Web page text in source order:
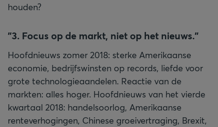
houden?
"3. Focus op de markt, niet op het nieuws."
Hoofdnieuws zomer 2018: sterke Amerikaanse
economie, bedrijfswinsten op records, liefde voor
grote technologieaandelen. Reactie van de
markten: alles hoger. Hoofdnieuws van het vierde
kwartaal 2018: handelsoorlog, Amerikaanse
renteverhogingen, Chinese groeivertraging, Brexit,